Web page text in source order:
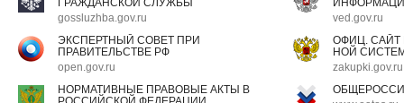
ГРАЖДАНСКОЙ СЛУЖБЫ
gossluzhba.gov.ru
ved.gov.ru
ЭКСПЕРТНЫЙ СОВЕТ ПРИ
ПРАВИТЕЛЬСТВЕ РФ
open.gov.ru
ОФИЦ.
НОЙ
zakupki.gov.ru
НОРМАТИВНЫЕ ПРАВОВЫЕ АКТЫ В